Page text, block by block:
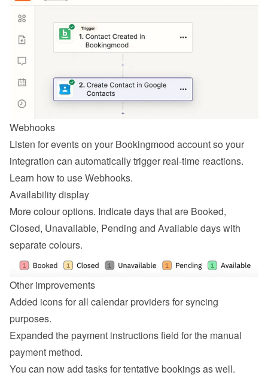
Webhooks
Listen for events on your Bookingmood account so your
integration can automatically trigger real-time reactions.
Learn how to use Webhooks.
Availability display
More colour options. Indicate days that are Booked,
Closed, Unavailable, Pending and Available days with
separate colours.
Other improvements
Added icons for all calendar providers for syncing
purposes.
Expanded the payment instructions field for the manual
payment method.
You can now add tasks for tentative bookings as well.